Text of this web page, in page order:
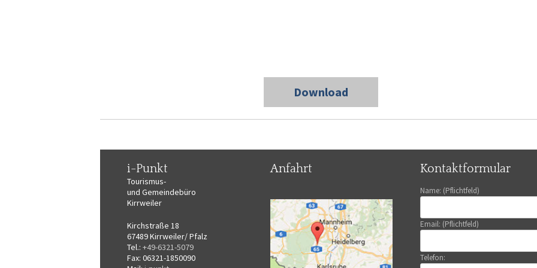
Download
i-Punkt
Tourismus-
und Gemeindebüro
Kirrweiler
Kirchstraße 18
67489 Kirrweiler/ Pfalz
Tel.: +49-6321-5079
Fax: 06321-1850090
Anfahrt Kontaktformular
Name: (Pflichtfeld)
Email: (Pflichtfeld)
Telefon: